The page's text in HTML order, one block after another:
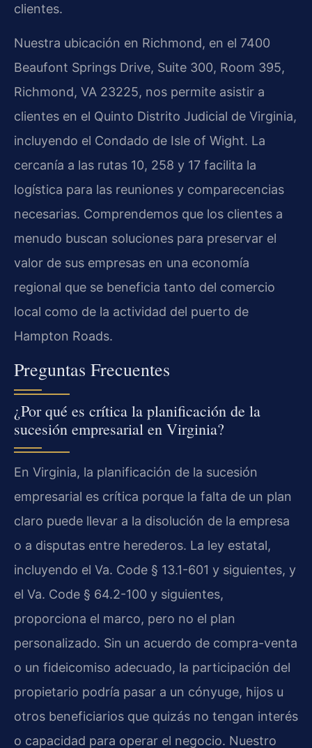
clientes.
Nuestra ubicación en Richmond, en el 7400
Beaufont Springs Drive, Suite 300, Room 395,
Richmond, VA 23225, nos permite asistir a
clientes en el Quinto Distrito Judicial de Virginia,
incluyendo el Condado de Isle of Wight. La
cercanía a las rutas 10, 258 y 17 facilita la
logística para las reuniones y comparecencias
necesarias. Comprendemos que los clientes a
menudo buscan soluciones para preservar el
valor de sus empresas en una economía
regional que se beneficia tanto del comercio
local como de la actividad del puerto de
Hampton Roads.
Preguntas Frecuentes
¿Por qué es crítica la planificación de la
sucesión empresarial en Virginia?
En Virginia, la planificación de la sucesión
empresarial es crítica porque la falta de un plan
claro puede llevar a la disolución de la empresa
o a disputas entre herederos. La ley estatal,
incluyendo el Va. Code § 13.1-601 y siguientes, y
el Va. Code § 64.2-100 y siguientes,
proporciona el marco, pero no el plan
personalizado. Sin un acuerdo de compra-venta
o un fideicomiso adecuado, la participación del
propietario podría pasar a un cónyuge, hijos u
otros beneficiarios que quizás no tengan interés
o capacidad para operar el negocio. Nuestro